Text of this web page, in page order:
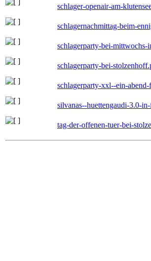
schlager-openair-am-
schlagernachmittag-beim-
schlagerparty-bei-mittwochs-
schlagerparty-bei-
schlagerparty-xxl--ein-
silvanas--huettengaudi-3.0-
tag-der-offenen-tuer-bei-